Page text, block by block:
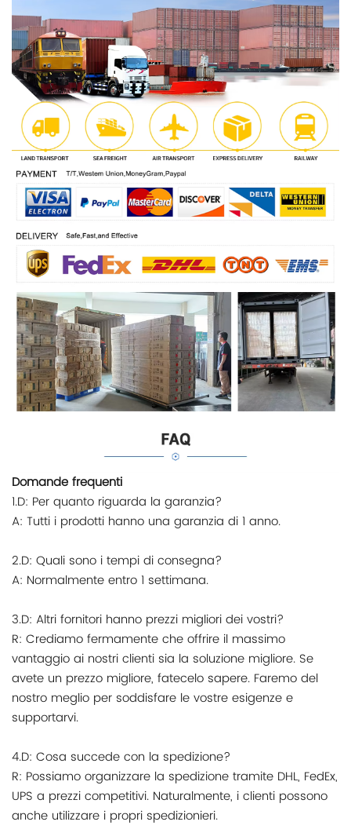
Domande frequenti
1.D: Per quanto riguarda la garanzia?
A: Tutti i prodotti hanno una garanzia di 1 anno.
2.D: Quali sono i tempi di consegna?
A: Normalmente entro 1 settimana.
3.D: Altri fornitori hanno prezzi migliori dei vostri?
R: Crediamo fermamente che offrire il massimo
vantaggio ai nostri clienti sia la soluzione migliore. Se
avete un prezzo migliore, fatecelo sapere. Faremo del
nostro meglio per soddisfare le vostre esigenze e
supportarvi.
4.D: Cosa succede con la spedizione?
R: Possiamo organizzare la spedizione tramite DHL, FedEx,
UPS a prezzi competitivi. Naturalmente, i clienti possono
anche utilizzare i propri spedizionieri.